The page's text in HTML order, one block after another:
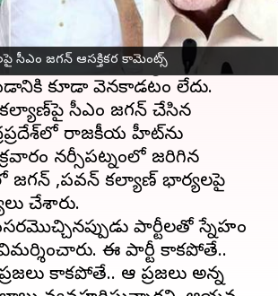
సీఎం జగన్ ఆసక్తికర కామెంట్స్
సమీపిస్తున్న నేపథ్యంలో ఆంధ్రప్రదేశ్
ఒక పార్టీపై ఇంకో పార్టీ తీవ్ర
వ్యక్తిగత
కూడా వెనకాడటం లేదు.
సీఎం జగన్ చేసిన
రాజకీయ హీట్‌ను
నర్సీపట్నంలో జరిగిన
జగన్ ,పవన్ కల్యాణ్ భార్యలపై
చేశారు.
పార్టీలతో స్నేహం
ఈ పార్టీ కాకపోతే..
కాకపోతే.. ఆ ప్రజలు అన్న